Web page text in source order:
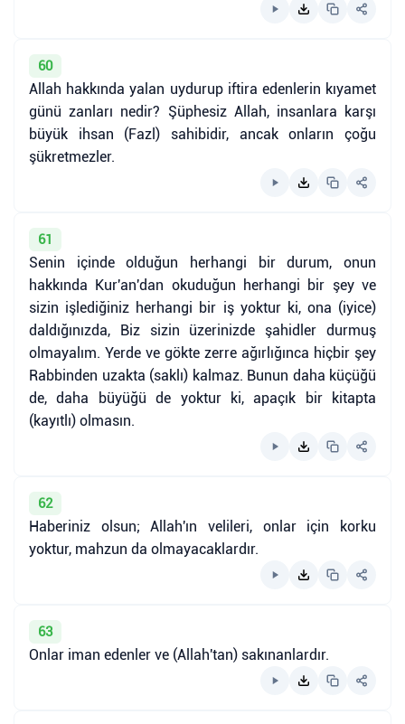
60
Allah hakkında yalan uydurup iftira edenlerin kıyamet
günü zanları nedir? Şüphesiz Allah, insanlara karşı
büyük ihsan (Fazl) sahibidir, ancak onların çoğu
şükretmezler.
61
Senin içinde olduğun herhangi bir durum, onun
hakkında Kur'an'dan okuduğun herhangi bir şey ve
sizin işlediğiniz herhangi bir iş yoktur ki, ona (iyice)
daldığınızda, Biz sizin üzerinizde şahidler durmuş
olmayalım. Yerde ve gökte zerre ağırlığınca hiçbir şey
Rabbinden uzakta (saklı) kalmaz. Bunun daha küçüğü
de, daha büyüğü de yoktur ki, apaçık bir kitapta
(kayıtlı) olmasın.
62
Haberiniz olsun; Allah'ın velileri, onlar için korku
yoktur, mahzun da olmayacaklardır.
63
Onlar iman edenler ve (Allah'tan) sakınanlardır.